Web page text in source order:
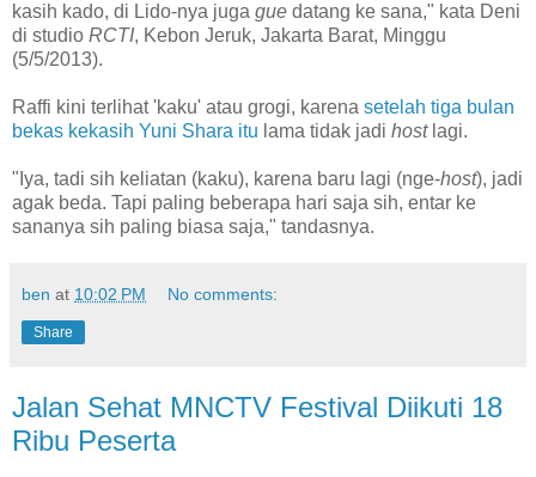
kasih kado, di Lido-nya juga gue datang ke sana," kata Deni
di studio RCTI, Kebon Jeruk, Jakarta Barat, Minggu
(5/5/2013).
Raffi kini terlihat 'kaku' atau grogi, karena setelah tiga bulan
bekas kekasih Yuni Shara itu lama tidak jadi hostlagi.
"Iya, tadi sih keliatan (kaku), karena baru lagi (nge-host), jadi
agak beda. Tapi paling beberapa hari saja sih, entar ke
sananya sih paling biasa saja," tandasnya.
ben at 10:02 PM No comments:
Share
Jalan Sehat MNCTV Festival Diikuti 18
Ribu Peserta